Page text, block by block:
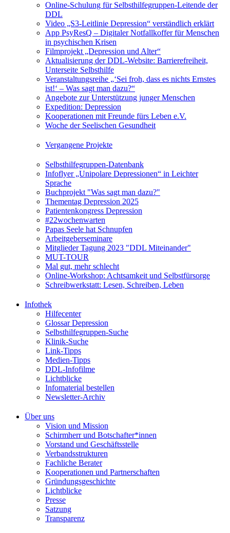
Online-Schulung für Selbsthilfegruppen-Leitende der
DDL
Video „S3-Leitlinie Depression“ verständlich erklärt
App PsyResQ – Digitaler Notfallkoffer für Menschen
in psychischen Krisen
Filmprojekt „Depression und Alter“
Aktualisierung der DDL-Website: Barrierefreiheit,
Unterseite Selbsthilfe
Veranstaltungsreihe „‘Sei froh, dass es nichts Ernstes
ist!‘ – Was sagt man dazu?“
Angebote zur Unterstützung junger Menschen
Expedition: Depression
Kooperationen mit Freunde fürs Leben e.V.
Woche der Seelischen Gesundheit
Vergangene Projekte
Selbsthilfegruppen-Datenbank
Infoflyer „Unipolare Depressionen“ in Leichter
Sprache
Buchprojekt "Was sagt man dazu?"
Thementag Depression 2025
Patientenkongress Depression
#22wochenwarten
Papas Seele hat Schnupfen
Arbeitgeberseminare
Mitglieder Tagung 2023 "DDL Miteinander"
MUT-TOUR
Mal gut, mehr schlecht
Online-Workshop: Achtsamkeit und Selbstfürsorge
Schreibwerkstatt: Lesen, Schreiben, Leben
Infothek
Hilfecenter
Glossar Depression
Selbsthilfegruppen-Suche
Klinik-Suche
Link-Tipps
Medien-Tipps
DDL-Infofilme
Lichtblicke
Infomaterial bestellen
Newsletter-Archiv
Über uns
Vision und Mission
Schirmherr und Botschafter*innen
Vorstand und Geschäftsstelle
Verbandsstrukturen
Fachliche Berater
Kooperationen und Partnerschaften
Gründungsgeschichte
Lichtblicke
Presse
Satzung
Transparenz